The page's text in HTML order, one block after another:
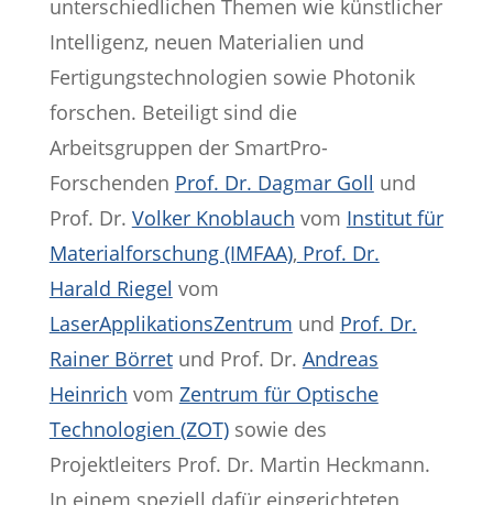
unterschiedlichen Themen wie künstlicher
Intelligenz, neuen Materialien und
Fertigungstechnologien sowie Photonik
forschen. Beteiligt sind die
Arbeitsgruppen der SmartPro-
Forschenden Prof. Dr. Dagmar Goll und
Prof. Dr. Volker Knoblauch vom Institut für
Materialforschung (IMFAA), Prof. Dr.
Harald Riegel vom
LaserApplikationsZentrum und Prof. Dr.
Rainer Börretund Prof. Dr. Andreas
Heinrich vom Zentrum für Optische
Technologien (ZOT)sowie des
Projektleiters Prof. Dr. Martin Heckmann.
In einem speziell dafür eingerichteten